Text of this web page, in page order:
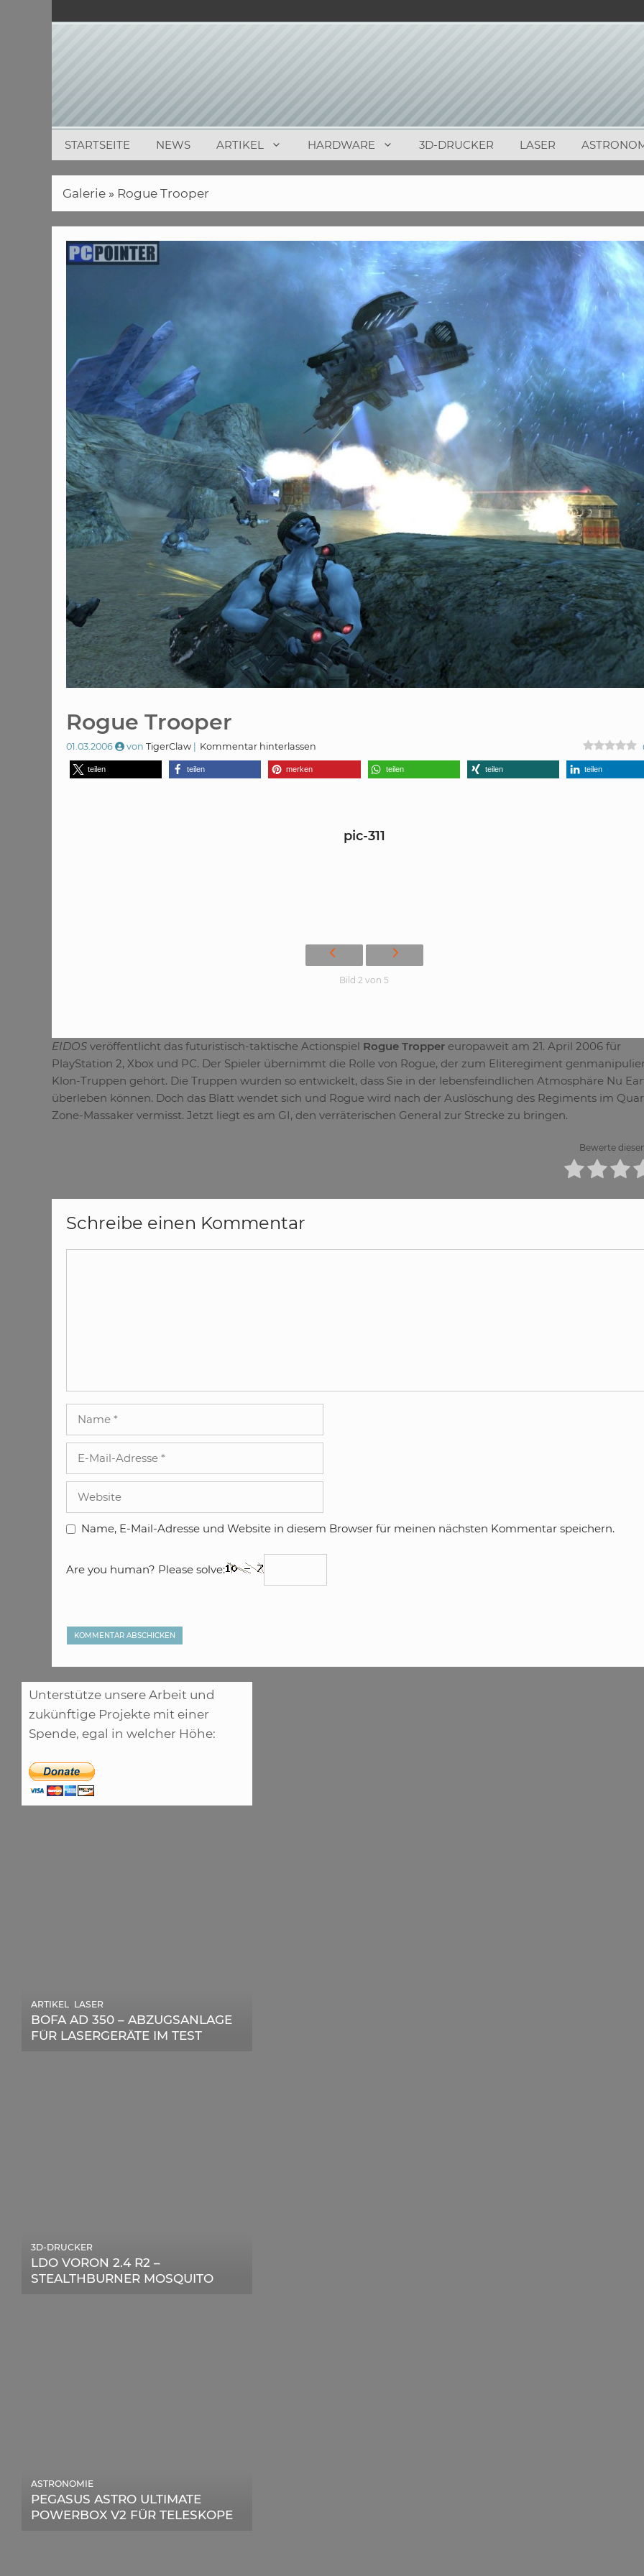
Inhalt
STARTSEITE NEWS ARTIKEL HARDWARE 3D-DRUCKER LASER
Galerie » Rogue Trooper
Rogue Trooper
01.03.2006 von TigerClaw Kommentar hinterlassen
teilen teilen merken teilen teilen teilen
pic-311
Bild 2 von 5
EIDOS veröffentlicht das futuristisch-taktische Actionspiel Rogue Tropper europaweit am 21. April 2006 für
PlayStation 2, Xbox und PC. Der Spieler übernimmt die Rolle von Rogue, der zum Eliteregiment
Klon-Truppen gehört. Die Truppen wurden so entwickelt, dass Sie in der lebensfeindlichen Atmosphäre Nu
überleben können. Doch das Blatt wendet sich und Rogue wird nach der Auslöschung des Regiments im
Zone-Massaker vermisst. Jetzt liegt es am GI, den verräterischen General zur Strecke zu bringen.
Bewerte
Schreibe einen Kommentar
Adresse
Name, E-Mail-Adresse und Website in diesem Browser für meinen nächsten Kommentar speichern.
Are you human? Please solve:
Unterstütze unsere Arbeit und
zukünftige Projekte mit einer
Spende, egal in welcher Höhe:
BOFA AD 350 – ABZUGSANLAGE
FÜR LASERGERÄTE IM TEST
ARTIKEL , LASER
DIE BEDEUTENDSTEN SCHRITTE
ZUR ERFOLGREICHEN
ARTIKEL, SONSTIGE
LDO VORON 2.4 R2 –
STEALTHBURNER MOSQUITO
3D-DRUCKER
PEGASUS ASTRO ULTIMATE
POWERBOX V2 FÜR TELESKOPE
ASTRONOMIE